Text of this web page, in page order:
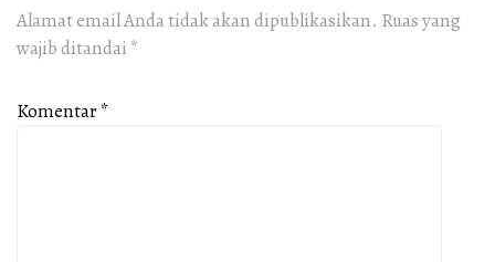
Alamat email Anda tidak akan dipublikasikan. Ruas yang
wajib ditandai *
Komentar*